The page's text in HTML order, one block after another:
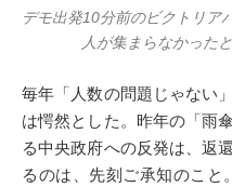
デモ出発10分前のビクトリア
人が集まらなかった
毎年「人数の問題じゃない
は愕然とした。昨年の「雨
る中央政府への反発は、返
るのは、先刻ご承知のこと